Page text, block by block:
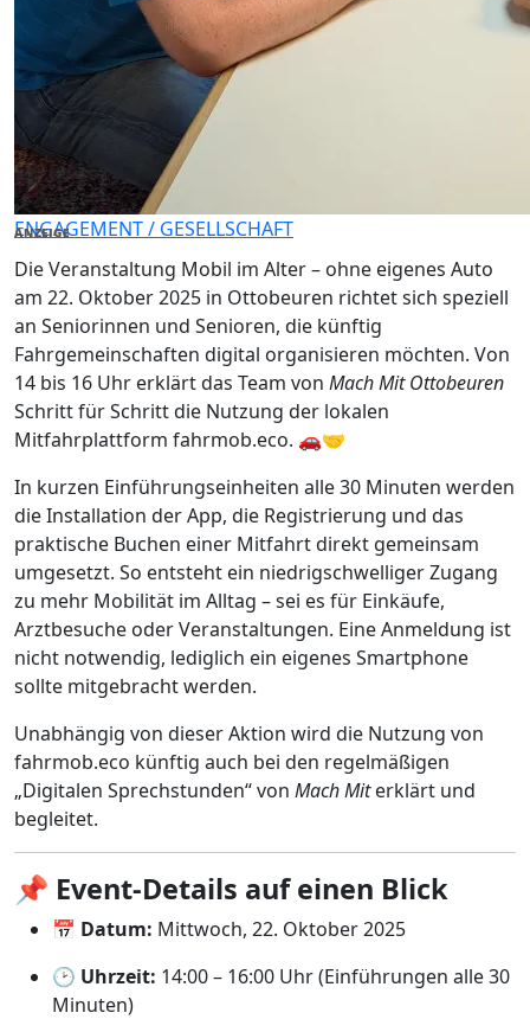
ENGAGEMENT / GESELLSCHAFT
ANZEIGE
Die Veranstaltung Mobil im Alter – ohne eigenes Auto
am 22. Oktober 2025 in Ottobeuren richtet sich speziell
an Seniorinnen und Senioren, die künftig
Fahrgemeinschaften digital organisieren möchten. Von
14 bis 16 Uhr erklärt das Team von Mach Mit Ottobeuren
Schritt für Schritt die Nutzung der lokalen
Mitfahrplattform fahrmob.eco. 🚗🤝
In kurzen Einführungseinheiten alle 30 Minuten werden
die Installation der App, die Registrierung und das
praktische Buchen einer Mitfahrt direkt gemeinsam
umgesetzt. So entsteht ein niedrigschwelliger Zugang
zu mehr Mobilität im Alltag – sei es für Einkäufe,
Arztbesuche oder Veranstaltungen. Eine Anmeldung ist
nicht notwendig, lediglich ein eigenes Smartphone
sollte mitgebracht werden.
Unabhängig von dieser Aktion wird die Nutzung von
fahrmob.eco künftig auch bei den regelmäßigen
„Digitalen Sprechstunden“ von Mach Miterklärt und
begleitet.
📌 Event-Details auf einen Blick
📅 Datum: Mittwoch, 22. Oktober 2025
🕑 Uhrzeit: 14:00 – 16:00 Uhr (Einführungen alle 30
Minuten)